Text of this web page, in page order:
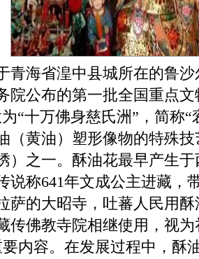
海省湟中县城所在的鲁沙
院公布的第一批全国重点
“十万佛身慈氏洲”，简称
（黄油）塑形像物的特殊
）之一。酥油花最早产生
说称641年文成公主进藏，
萨的大昭寺，吐蕃人民用
传佛教寺院相继使用，视
内容。在发展过程中，酥